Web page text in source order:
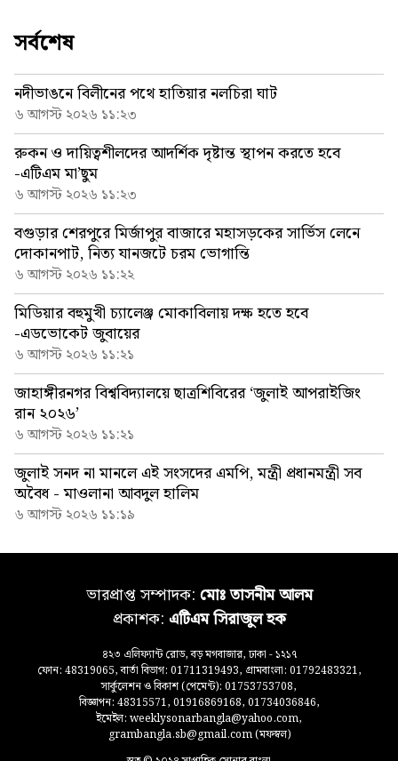
সর্বশেষ
নদীভাঙনে বিলীনের পথে হাতিয়ার নলচিরা ঘাট
৬ আগস্ট ২০২৬ ১১:২৩
রুকন ও দায়িত্বশীলদের আদর্শিক দৃষ্টান্ত স্থাপন করতে হবে
-এটিএম মা’ছুম
৬ আগস্ট ২০২৬ ১১:২৩
বগুড়ার শেরপুরে মির্জাপুর বাজারে মহাসড়কের সার্ভিস লেনে
দোকানপাট, নিত্য যানজটে চরম ভোগান্তি
৬ আগস্ট ২০২৬ ১১:২২
মিডিয়ার বহুমুখী চ্যালেঞ্জ মোকাবিলায় দক্ষ হতে হবে
-এডভোকেট জুবায়ের
৬ আগস্ট ২০২৬ ১১:২১
জাহাঙ্গীরনগর বিশ্ববিদ্যালয়ে ছাত্রশিবিরের ‘জুলাই আপরাইজিং
রান ২০২৬’
৬ আগস্ট ২০২৬ ১১:২১
জুলাই সনদ না মানলে এই সংসদের এমপি, মন্ত্রী প্রধানমন্ত্রী সব
অবৈধ - মাওলানা আবদুল হালিম
৬ আগস্ট ২০২৬ ১১:১৯
ভারপ্রাপ্ত সম্পাদক: মোঃ তাসনীম আলম
প্রকাশক: এটিএম সিরাজুল হক
৪২৩ এলিফ্যান্ট রোড, বড় মগবাজার, ঢাকা - ১২১৭
ফোন: 48319065, বার্তা বিভাগ: 01711319493, গ্রামবাংলা: 01792483321,
সার্কুলেশন ও বিকাশ (পেমেন্ট): 01753753708,
বিজ্ঞাপন: 48315571, 01916869168, 01734036846,
ইমেইল: weeklysonarbangla@yahoo.com,
grambangla.sb@gmail.com (মফস্বল)